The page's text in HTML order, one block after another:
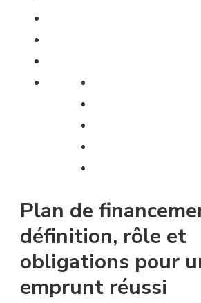
Plan de
définition, rôle et
obligations pour
emprunt réussi